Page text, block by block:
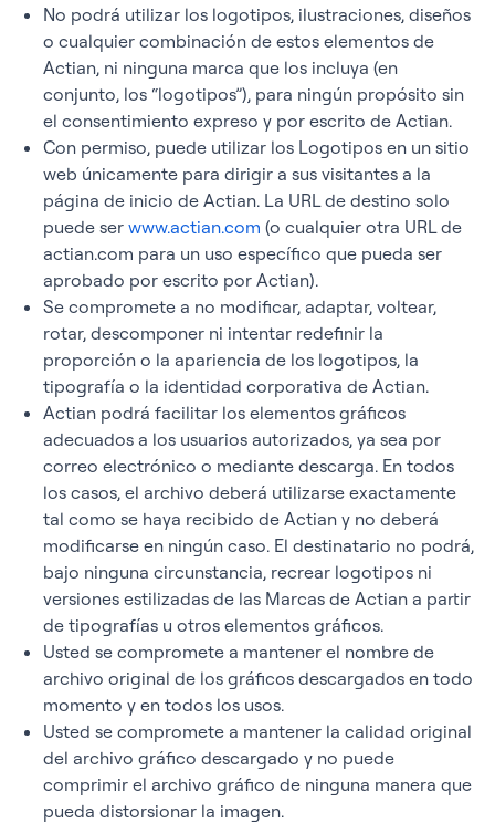
No podrá utilizar los logotipos, ilustraciones, diseños
o cualquier combinación de estos elementos de
Actian, ni ninguna marca que los incluya (en
conjunto, los “logotipos”), para ningún propósito sin
el consentimiento expreso y por escrito de Actian.
Con permiso, puede utilizar los Logotipos en un sitio
web únicamente para dirigir a sus visitantes a la
página de inicio de Actian. La URL de destino solo
puede ser www.actian.com (o cualquier otra URL de
actian.com para un uso específico que pueda ser
aprobado por escrito por Actian).
Se compromete a no modificar, adaptar, voltear,
rotar, descomponer ni intentar redefinir la
proporción o la apariencia de los logotipos, la
tipografía o la identidad corporativa de Actian.
Actian podrá facilitar los elementos gráficos
adecuados a los usuarios autorizados, ya sea por
correo electrónico o mediante descarga. En todos
los casos, el archivo deberá utilizarse exactamente
tal como se haya recibido de Actian y no deberá
modificarse en ningún caso. El destinatario no podrá,
bajo ninguna circunstancia, recrear logotipos ni
versiones estilizadas de las Marcas de Actian a partir
de tipografías u otros elementos gráficos.
Usted se compromete a mantener el nombre de
archivo original de los gráficos descargados en todo
momento y en todos los usos.
Usted se compromete a mantener la calidad original
del archivo gráfico descargado y no puede
comprimir el archivo gráfico de ninguna manera que
pueda distorsionar la imagen.